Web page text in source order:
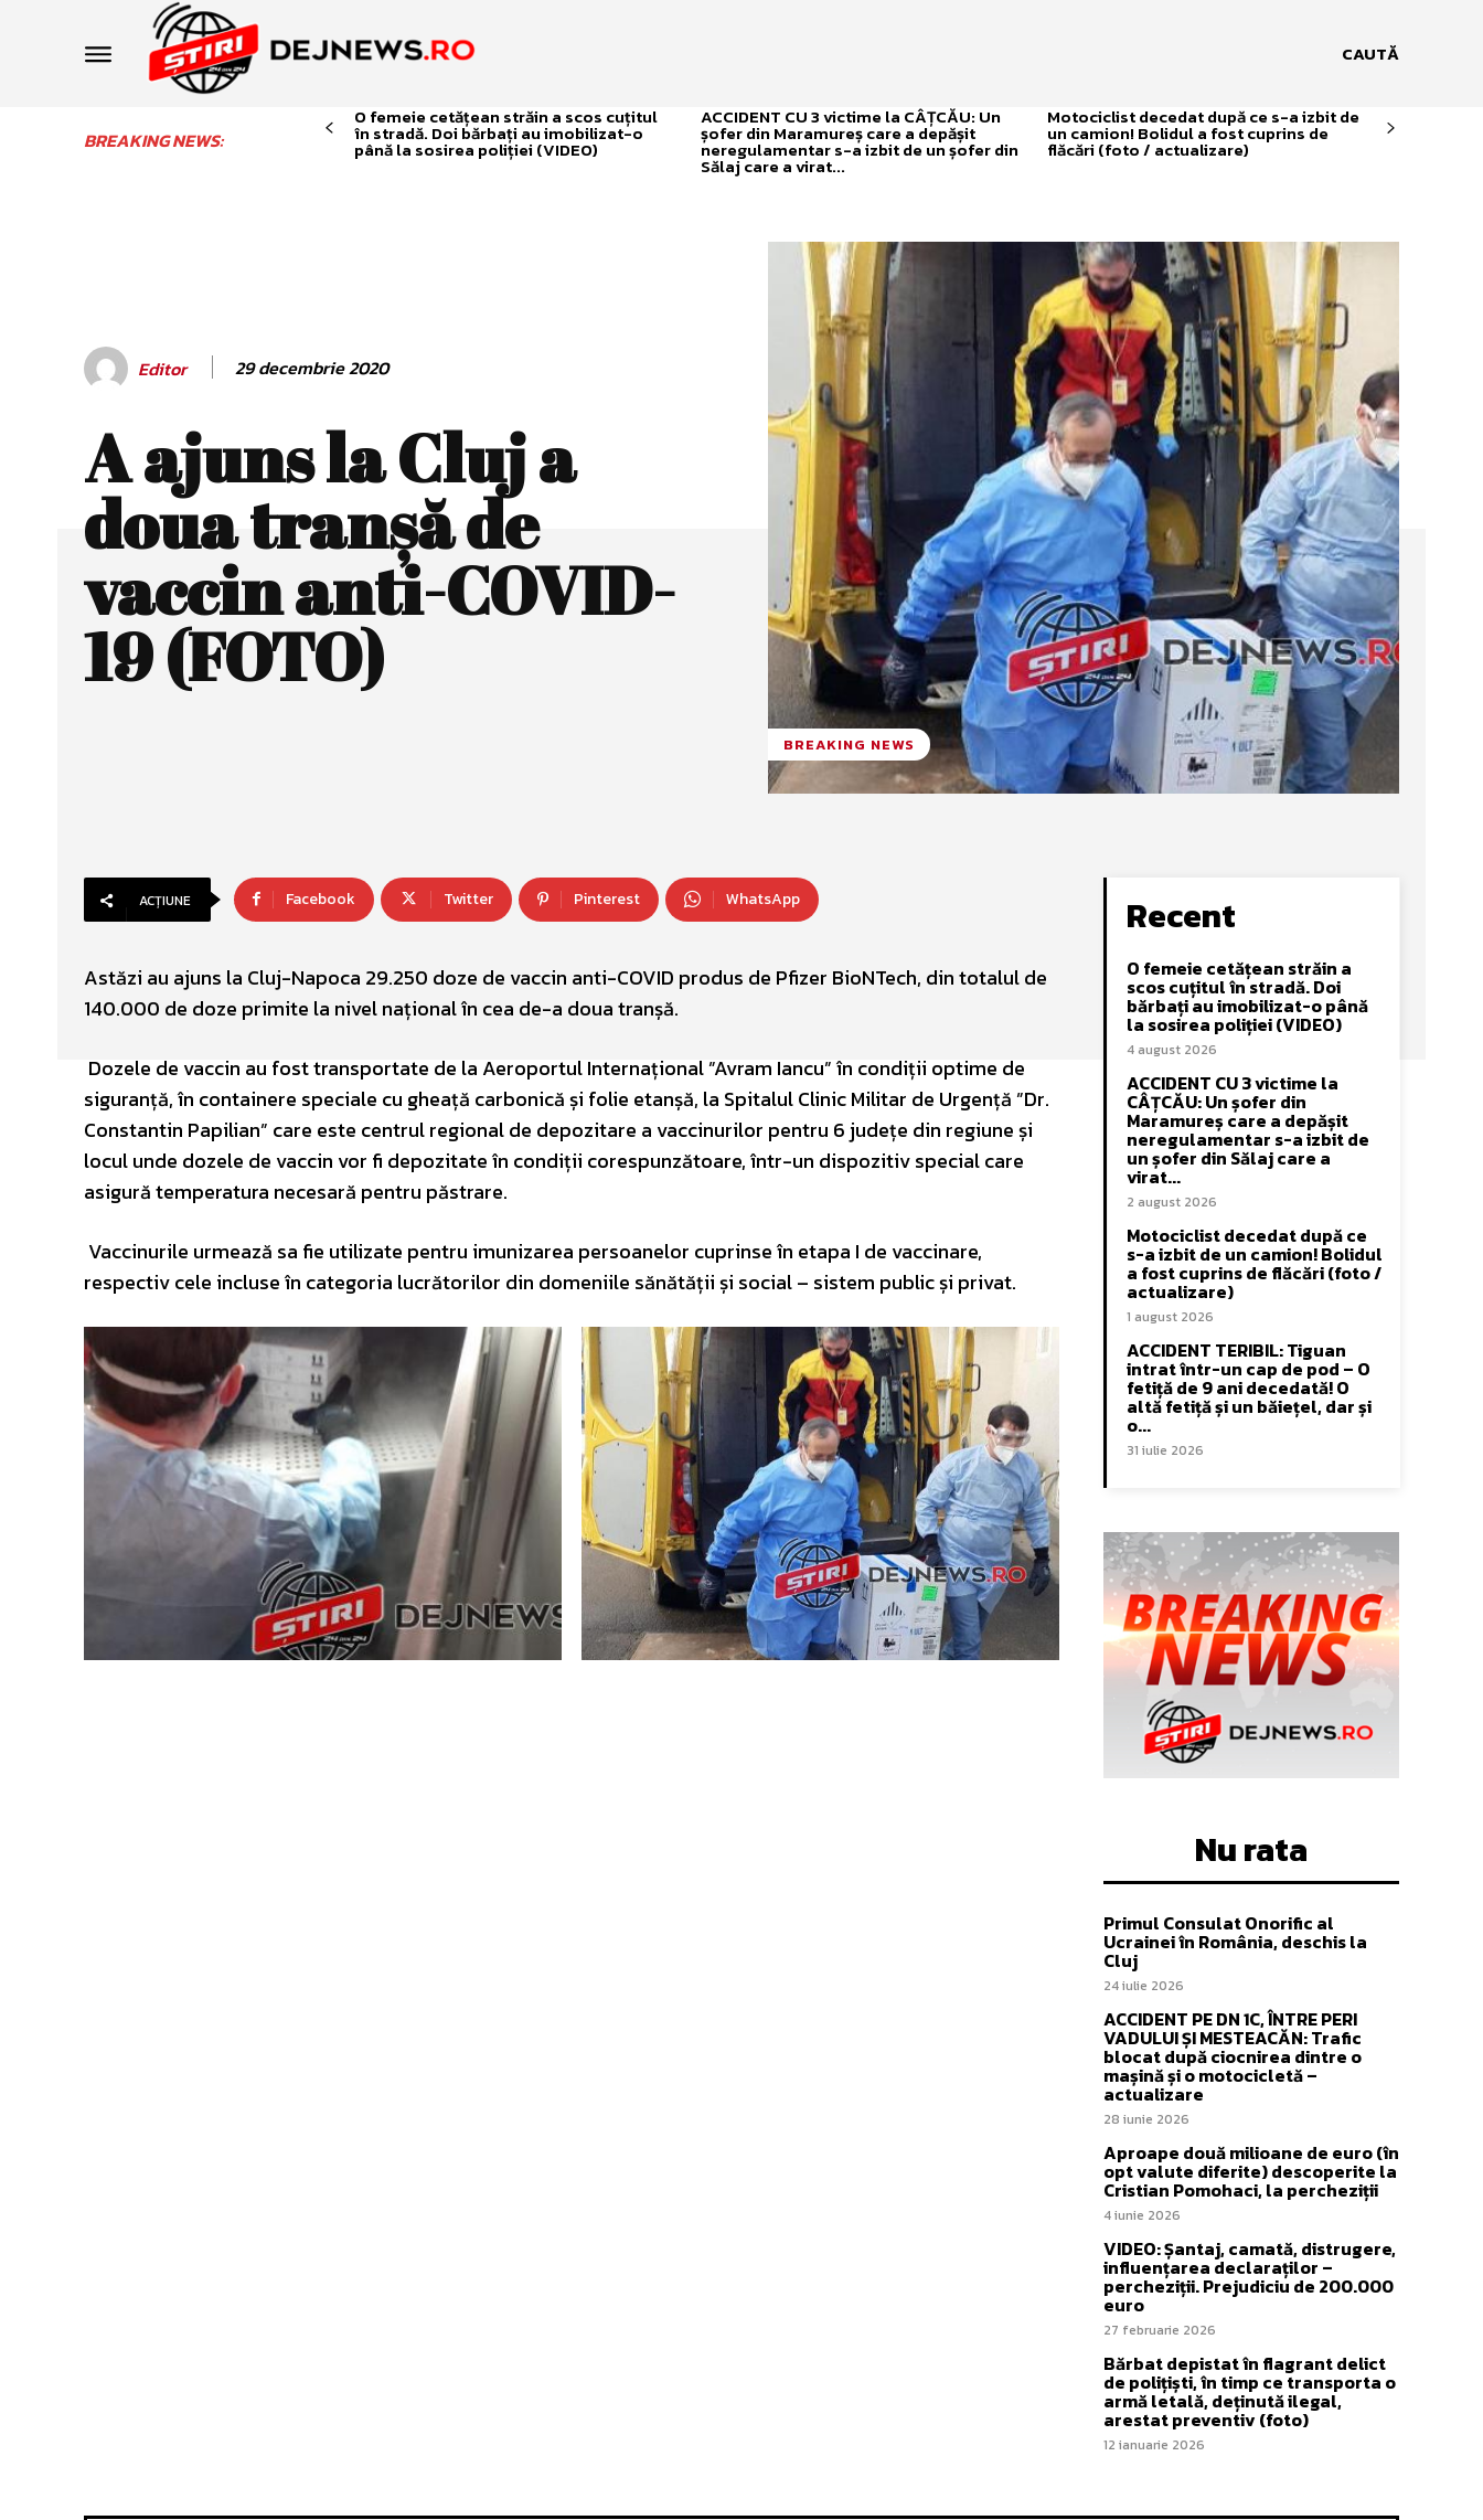
CAUTĂ
BREAKING NEWS:
O femeie cetățean străin a scos cuțitul
în stradă. Doi bărbați au imobilizat-o
până la sosirea poliției (VIDEO)
ACCIDENT CU 3 victime la CÂȚCĂU: Un
șofer din Maramureș care a depășit
neregulamentar s-a izbit de un șofer din
Sălaj care a virat...
Motociclist decedat după ce s-a izbit de
un camion! Bolidul a fost cuprins de
flăcări (foto / actualizare)
Editor 29 decembrie 2020
A ajuns la Cluj a
doua tranșă de
vaccin anti-COVID-
19 (FOTO)
BREAKING NEWS
ACȚIUNE Facebook Twitter Pinterest WhatsApp
Astăzi au ajuns la Cluj-Napoca 29.250 doze de vaccin anti-COVID produs de Pfizer BioNTech, din totalul de
140.000 de doze primite la nivel național în cea de-a doua tranșă.
Dozele de vaccin au fost transportate de la Aeroportul Internațional ”Avram Iancu” în condiții optime de
siguranță, în containere speciale cu gheață carbonică și folie etanșă, la Spitalul Clinic Militar de Urgență ”Dr.
Constantin Papilian” care este centrul regional de depozitare a vaccinurilor pentru 6 județe din regiune și
locul unde dozele de vaccin vor fi depozitate în condiții corespunzătoare, într-un dispozitiv special care
asigură temperatura necesară pentru păstrare.
Vaccinurile urmează sa fie utilizate pentru imunizarea persoanelor cuprinse în etapa I de vaccinare,
respectiv cele incluse în categoria lucrătorilor din domeniile sănătății și social – sistem public și privat.
Recent
O femeie cetățean străin a
scos cuțitul în stradă. Doi
bărbați au imobilizat-o până
la sosirea poliției (VIDEO)
4 august 2026
ACCIDENT CU 3 victime la
CÂȚCĂU: Un șofer din
Maramureș care a depășit
neregulamentar s-a izbit de
un șofer din Sălaj care a
virat...
2 august 2026
Motociclist decedat după ce
s-a izbit de un camion! Bolidul
a fost cuprins de flăcări (foto /
actualizare)
1 august 2026
ACCIDENT TERIBIL: Tiguan
intrat într-un cap de pod – O
fetiță de 9 ani decedată! O
altă fetiță și un băiețel, dar și
o...
31 iulie 2026
Nu rata
Primul Consulat Onorific al
Ucrainei în România, deschis la
Cluj
24 iulie 2026
ACCIDENT PE DN 1C, ÎNTRE PERI
VADULUI ȘI MESTEACĂN: Trafic
blocat după ciocnirea dintre o
mașină și o motocicletă –
actualizare
28 iunie 2026
Aproape două milioane de euro (în
opt valute diferite) descoperite la
Cristian Pomohaci, la percheziții
4 iunie 2026
VIDEO: Șantaj, camată, distrugere,
influențarea declaraților –
percheziții. Prejudiciu de 200.000
euro
27 februarie 2026
Bărbat depistat în flagrant delict
de polițiști, în timp ce transporta o
armă letală, deținută ilegal,
arestat preventiv (foto)
12 ianuarie 2026